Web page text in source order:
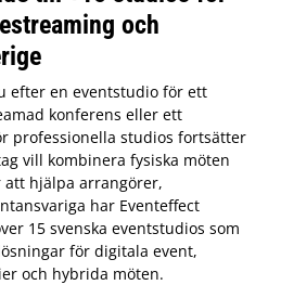
och
efter en eventstudio för ett
konferens eller ett
professionella studios fortsätter
vill kombinera fysiska möten
att hjälpa arrangörer,
har Eventeffect
15 svenska eventstudios som
för digitala event,
och hybrida möten.